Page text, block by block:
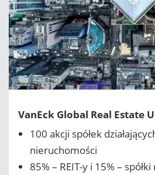
VanEck Global Real Estate
100 akcji spółek
nieruchomości
85% – REIT-y i 15% –